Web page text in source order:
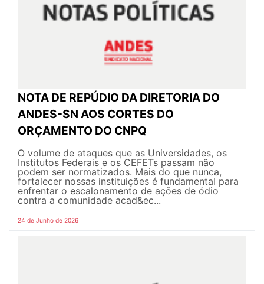
NOTA DE REPÚDIO DA DIRETORIA DO
ANDES-SN AOS CORTES DO
ORÇAMENTO DO CNPQ
O volume de ataques que as Universidades, os
Institutos Federais e os CEFETs passam não
podem ser normatizados. Mais do que nunca,
fortalecer nossas instituições é fundamental para
enfrentar o escalonamento de ações de ódio
contra a comunidade acad&ec...
24 de Junho de 2026